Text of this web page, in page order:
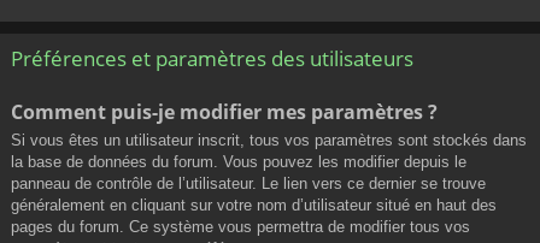
Préférences et paramètres des utilisateurs
Comment puis-je modifier mes paramètres ?
Si vous êtes un utilisateur inscrit, tous vos paramètres sont stockés dans
la base de données du forum. Vous pouvez les modifier depuis le
panneau de contrôle de l’utilisateur. Le lien vers ce dernier se trouve
généralement en cliquant sur votre nom d’utilisateur situé en haut des
pages du forum. Ce système vous permettra de modifier tous vos